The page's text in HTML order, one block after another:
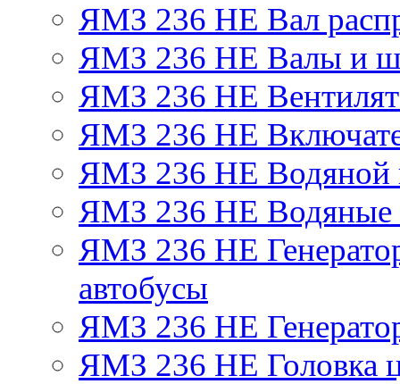
ЯМЗ 236 НЕ Вал
ЯМЗ 236 НЕ Валы и
ЯМЗ 236 НЕ
ЯМЗ 236 НЕ
ЯМЗ 236 НЕ Водяной
ЯМЗ 236 НЕ Водяные
ЯМЗ 236 НЕ
автобусы
ЯМЗ 236 НЕ
ЯМЗ 236 НЕ Головка